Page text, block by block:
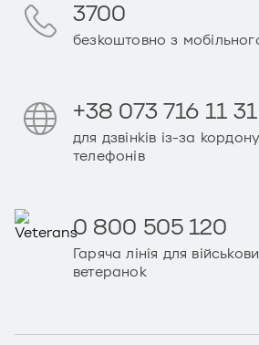
3700
безкоштовно з
+38 073 716 11 31
для дзвінків із-за
телефонів
0 800 505 120
Гаряча лінія для
ветеранок